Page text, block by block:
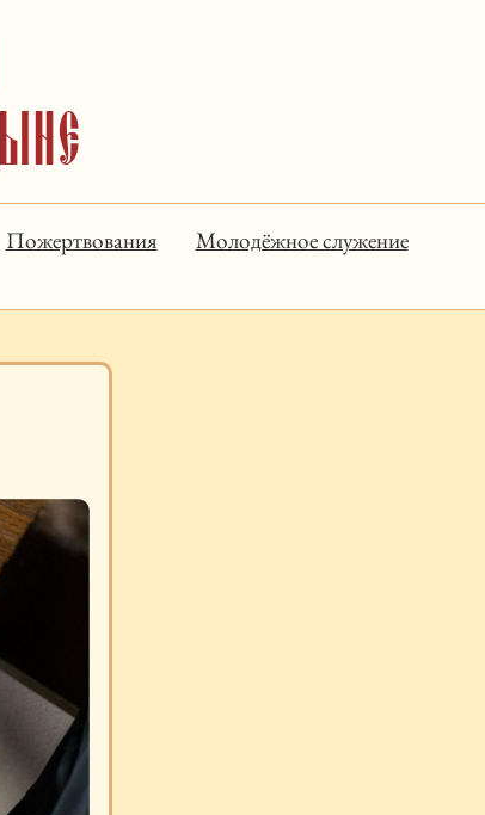
Пожертвования
Молодёжное служение